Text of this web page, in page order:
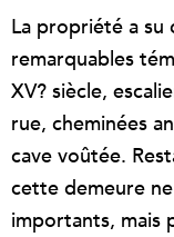
La propriété a su
remarquables
XV? siècle,
rue, cheminées
cave voûtée.
cette demeure
importants, mais